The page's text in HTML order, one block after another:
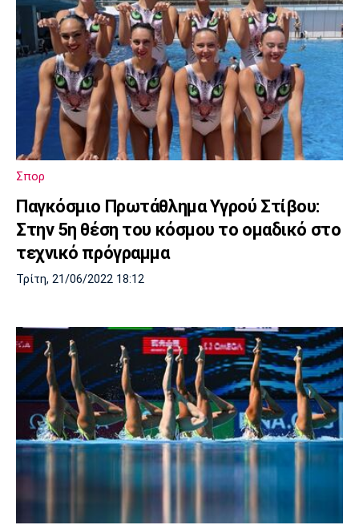
Σπορ
Παγκόσμιο Πρωτάθλημα Υγρού Στίβου:
Στην 5η θέση του κόσμου το ομαδικό στο
τεχνικό πρόγραμμα
Τρίτη, 21/06/2022 18:12